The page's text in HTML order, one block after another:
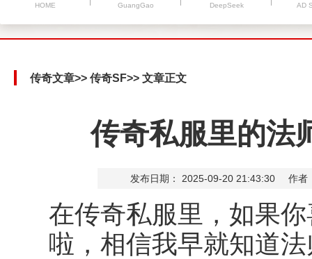
HOME GuangGao DeepSeek AD
传奇文章>> 传奇SF>> 文章正文
传奇私服里的法
发布日期： 2025-09-20 21:43:30 作者
在传奇私服里，如果
啦，相信我早就知道